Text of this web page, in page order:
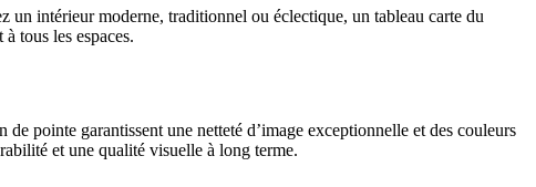
un intérieur moderne, traditionnel ou éclectique, un tableau carte du
tous les espaces.
pointe garantissent une netteté d’image exceptionnelle et des couleurs
et une qualité visuelle à long terme.